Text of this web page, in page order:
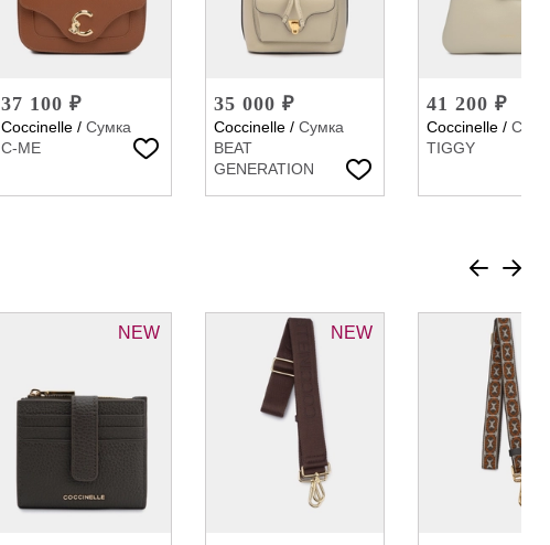
37 100 ₽
Coccinelle / Сумка
C-ME
35 000 ₽
Coccinelle / Сумка
BEAT
GENERATION
41 200 ₽
Coccinelle / Сумка
TIGGY
NEW NEW